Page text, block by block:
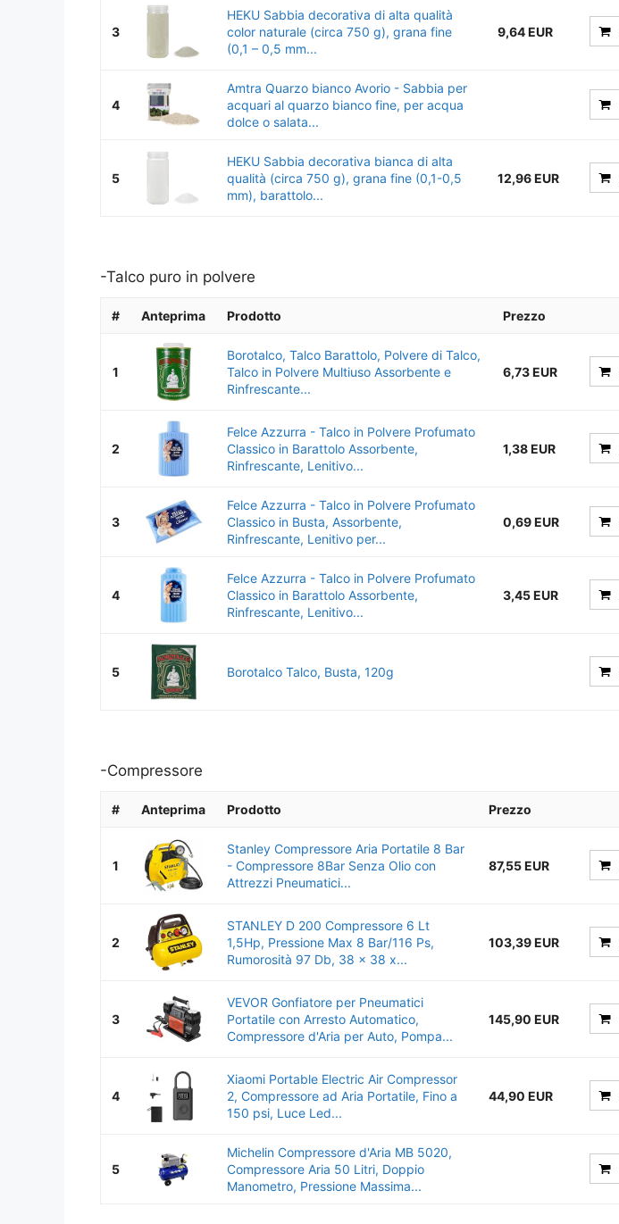
3
HEKU Sabbia decorativa di alta qualità
color naturale (circa 750 g), grana fine
(0,1 – 0,5 mm...
9,64 EUR
4
Amtra Quarzo bianco Avorio - Sabbia per
acquari al quarzo bianco fine, per acqua
dolce o salata...
5
HEKU Sabbia decorativa bianca di alta
qualità (circa 750 g), grana fine (0,1-0,5
mm), barattolo...
12,96 EUR
-Talco puro in polvere
# Anteprima Prodotto Prezzo
1
Borotalco, Talco Barattolo, Polvere di Talco,
Talco in Polvere Multiuso Assorbente e
Rinfrescante...
6,73 EUR
2
Felce Azzurra - Talco in Polvere Profumato
Classico in Barattolo Assorbente,
Rinfrescante, Lenitivo...
1,38 EUR
3
Felce Azzurra - Talco in Polvere Profumato
Classico in Busta, Assorbente,
Rinfrescante, Lenitivo per...
0,69 EUR
4
Felce Azzurra - Talco in Polvere Profumato
Classico in Barattolo Assorbente,
Rinfrescante, Lenitivo...
3,45 EUR
5 Borotalco Talco, Busta, 120g
-Compressore
# Anteprima Prodotto Prezzo
1
Stanley Compressore Aria Portatile 8 Bar
- Compressore 8Bar Senza Olio con
Attrezzi Pneumatici...
87,55 EUR
2
STANLEY D 200 Compressore 6 Lt
1,5Hp, Pressione Max 8 Bar/116 Ps,
Rumorosità 97 Db, ‎38 x 38 x...
103,39 EUR
3
VEVOR Gonfiatore per Pneumatici
Portatile con Arresto Automatico,
Compressore d'Aria per Auto, Pompa...
145,90 EUR
4
Xiaomi Portable Electric Air Compressor
2, Compressore ad Aria Portatile, Fino a
150 psi, Luce Led...
44,90 EUR
5
Michelin Compressore d'Aria MB 5020,
Compressore Aria 50 Litri, Doppio
Manometro, Pressione Massima...